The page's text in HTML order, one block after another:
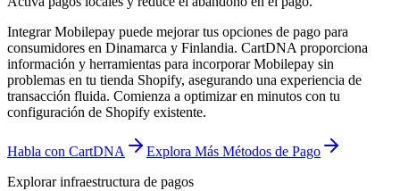
Integrar Mobilepay puede mejorar tus opciones de pago para
consumidores en Dinamarca y Finlandia. CartDNA proporciona
información y herramientas para incorporar Mobilepay sin
problemas en tu tienda Shopify, asegurando una experiencia de
transacción fluida. Comienza a optimizar en minutos con tu
configuración de Shopify existente.
Habla con CartDNA
Explora Más Métodos de Pago
Explorar infraestructura de pagos